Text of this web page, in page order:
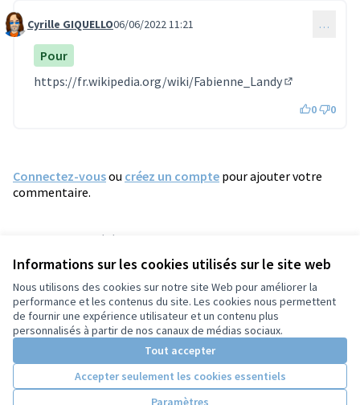
Informations sur les cookies utilisés sur le site web
Nous utilisons des cookies sur notre site Web pour améliorer la
performance et les contenus du site. Les cookies nous permettent
de fournir une expérience utilisateur et un contenu plus
personnalisés à partir de nos canaux de médias sociaux.
Tout accepter
Accepter seulement les cookies essentiels
Paramètres
Commentaire 794
Cyrille GIQUELLO06/06/2022 11:21 …
Pour
https://fr.wikipedia.org/wiki/Fabienne_Landy
0 0
Connectez-vousou créez un compte pour ajouter votre
commentaire.
Référence : tours-PROP-2022-05-549
Vérifiez l'empreinte numérique
Conditions d'utilisation
Paramètres des cookies
Licence
(Lien